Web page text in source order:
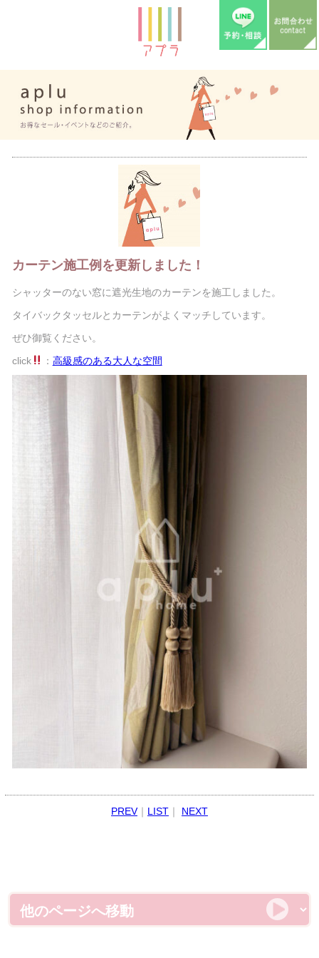
カーテン施工例を更新しました！
シャッターのない窓に遮光生地のカーテンを施工しました。
タイバックタッセルとカーテンがよくマッチしています。
ぜひ御覧ください。
click
： 高級感のある大人な空間
PREV｜ LIST｜ NEXT